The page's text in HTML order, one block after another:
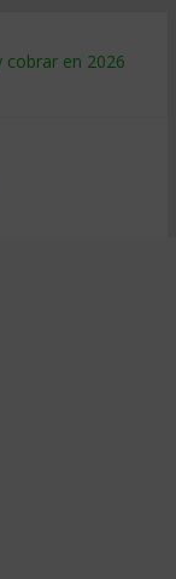
cobrar en 2026
caro
a tiempo
qué hacer
y venderle